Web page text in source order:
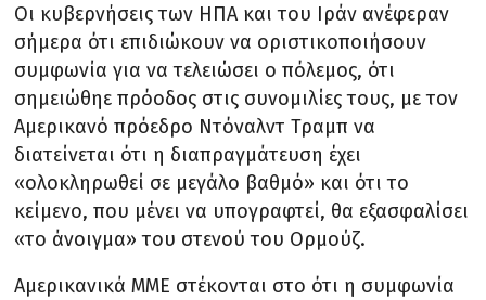
Οι κυβερνήσεις των ΗΠΑ και του Ιράν ανέφεραν
σήμερα ότι επιδιώκουν να οριστικοποιήσουν
συμφωνία για να τελειώσει ο πόλεμος, ότι
σημειώθηε πρόοδος στις συνομιλίες τους, με τον
Αμερικανό πρόεδρο Ντόναλντ Τραμπ να
διατείνεται ότι η διαπραγμάτευση έχει
«ολοκληρωθεί σε μεγάλο βαθμό» και ότι το
κείμενο, που μένει να υπογραφτεί, θα εξασφαλίσει
«το άνοιγμα» του στενού του Ορμούζ.
Αμερικανικά ΜΜΕ στέκονται στο ότι η συμφωνία